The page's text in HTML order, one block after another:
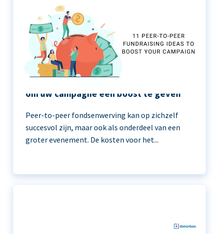
om uw campagne een boost te geven
Peer-to-peer fondsenwerving kan op zichzelf
succesvol zijn, maar ook als onderdeel van een
groter evenement. De kosten voor het...